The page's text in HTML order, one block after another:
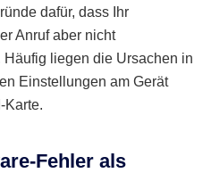
dafür, dass Ihr
Anruf aber nicht
liegen die Ursachen in
Einstellungen am Gerät
Karte.
Fehler als